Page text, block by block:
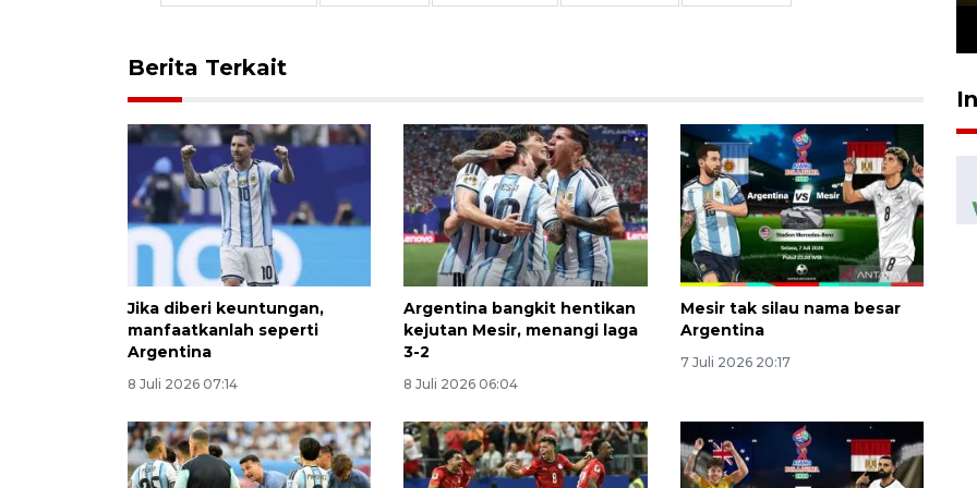
Berita Terkait
Jika diberi keuntungan,
manfaatkanlah seperti
Argentina
8 Juli 2026 07:14
Argentina bangkit hentikan
kejutan Mesir, menangi laga
3-2
8 Juli 2026 06:04
Mesir tak silau nama besar
Argentina
7 Juli 2026 20:17